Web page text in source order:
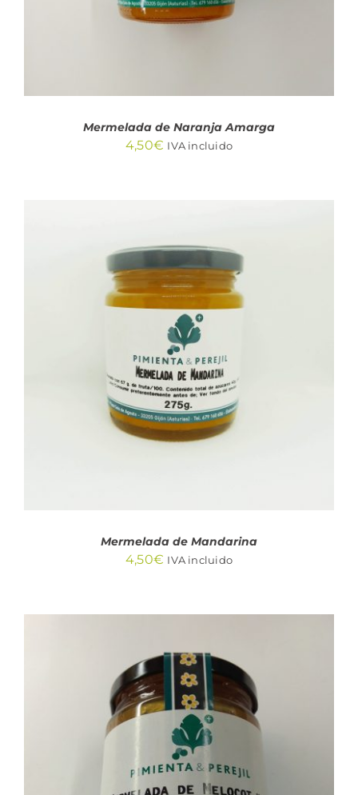
Mermelada de Naranja Amarga
4,50€ IVA incluido
AÑADIR AL CARRITO
Mermelada de Mandarina
4,50€ IVA incluido
AÑADIR AL CARRITO